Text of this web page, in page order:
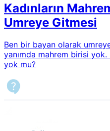
Kadınların
Umreye Gitmesi
Ben bir bayan olarak
yanımda mahrem birisi
yok mu?